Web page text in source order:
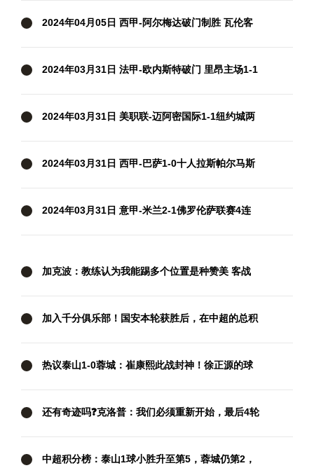
2024年04月05日 西甲-阿尔梅达破门制胜 瓦伦客
2024年03月31日 法甲-欧内斯特破门 里昂主场1-1
2024年03月31日 美职联-迈阿密国际1-1纽约城两
2024年03月31日 西甲-巴萨1-0十人拉斯帕尔马斯
2024年03月31日 意甲-米兰2-1佛罗伦萨联赛4连
加克波：教练认为我能踢多个位置是种赞美 客战
加入千分俱乐部！国安本轮获胜后，在中超的总积
热议泰山1-0蓉城：崔康熙此战封神！徐正源的球
还有奇迹吗❓克洛普：我们必须重新开始，最后4轮
中超积分榜：泰山1球小胜升至第5，蓉城仍第2，